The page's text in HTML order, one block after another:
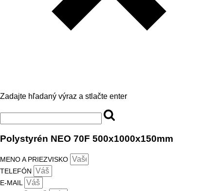
Zadajte hľadaný výraz a stlačte enter
Polystyrén NEO 70F 500x1000x150mm
MENO A PRIEZVISKO
TELEFÓN
E-MAIL